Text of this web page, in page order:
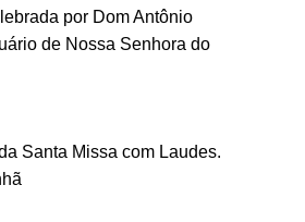
por Dom Antônio
de Nossa Senhora do
Santa Missa com Laudes.